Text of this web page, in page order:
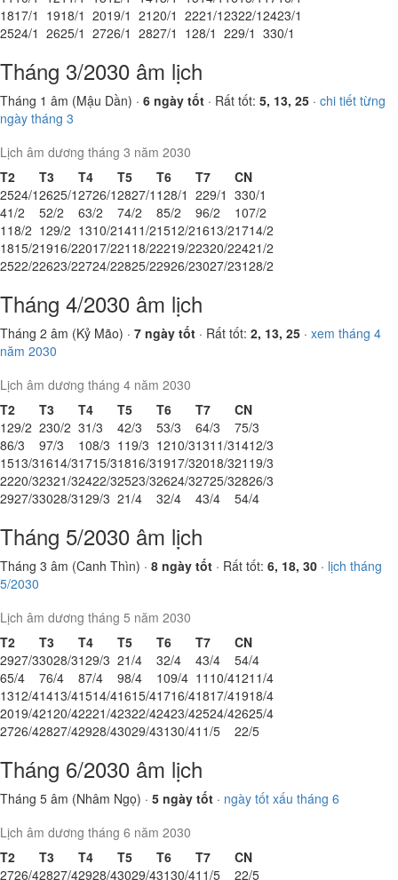
1817/1 1918/1 2019/1 2120/1 2221/12322/12423/1
2524/1 2625/1 2726/1 2827/1 128/1 229/1 330/1
Tháng 3/2030 âm lịch
Tháng 1 âm (Mậu Dần) · 6 ngày tốt · Rất tốt: 5, 13, 25 · chi tiết từng
ngày tháng 3
Lịch âm dương tháng 3 năm 2030
T2
T3 T4 T5 T6 T7
CN
2524/12625/12726/12827/1 128/1 229/1 330/1
41/2 52/2 63/2 74/2 85/2 96/2 107/2
118/2 129/2 1310/21411/21512/21613/21714/2
1815/21916/22017/221 18/22219/22320/22421/2
2522/22623/22724/22825/22926/23027/23128/2
Tháng 4/2030 âm lịch
Tháng 2 âm (Kỷ Mão) · 7 ngày tốt · Rất tốt: 2, 13, 25 · xem tháng 4
năm 2030
Lịch âm dương tháng 4 năm 2030
T2
T3 T4 T5 T6 T7
CN
129/2 230/2 31/3 42/3 53/3 64/3 75/3
86/3 97/3 108/3 119/3 1210/31311/31412/3
1513/31614/31715/31816/31917/32018/321 19/3
2220/32321/32422/32523/32624/32725/32826/3
2927/33028/3129/3 21/4 32/4 43/4 54/4
Tháng 5/2030 âm lịch
Tháng 3 âm (Canh Thìn) · 8 ngày tốt · Rất tốt: 6, 18, 30 · lịch tháng
5/2030
Lịch âm dương tháng 5 năm 2030
T2
T3 T4 T5 T6 T7
CN
2927/33028/3129/3 21/4 32/4 43/4 54/4
65/4 76/4 87/4 98/4 109/4 11 10/41211/4
1312/41413/41514/41615/41716/41817/41918/4
2019/42120/42221/42322/42423/42524/42625/4
2726/42827/42928/43029/43130/41 1/5 22/5
Tháng 6/2030 âm lịch
Tháng 5 âm (Nhâm Ngọ) · 5 ngày tốt · ngày tốt xấu tháng 6
Lịch âm dương tháng 6 năm 2030
T2
T3 T4 T5 T6 T7
CN
2726/42827/42928/43029/43130/41 1/5 22/5